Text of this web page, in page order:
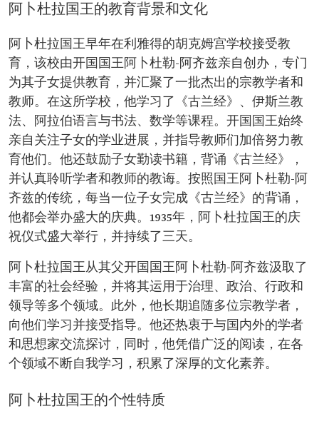
阿卜杜拉国王的教育背景和文化
阿卜杜拉国王早年在利雅得的胡克姆宫学校接受教
育，该校由开国国王阿卜杜勒-阿齐兹亲自创办，专门
为其子女提供教育，并汇聚了一批杰出的宗教学者和
教师。在这所学校，他学习了《古兰经》、伊斯兰教
法、阿拉伯语言与书法、数学等课程。开国国王始终
亲自关注子女的学业进展，并指导教师们加倍努力教
育他们。他还鼓励子女勤读书籍，背诵《古兰经》，
并认真聆听学者和教师的教诲。按照国王阿卜杜勒-阿
齐兹的传统，每当一位子女完成《古兰经》的背诵，
他都会举办盛大的庆典。1935年，阿卜杜拉国王的庆
祝仪式盛大举行，并持续了三天。
阿卜杜拉国王从其父开国国王阿卜杜勒-阿齐兹汲取了
丰富的社会经验，并将其运用于治理、政治、行政和
领导等多个领域。此外，他长期追随多位宗教学者，
向他们学习并接受指导。他还热衷于与国内外的学者
和思想家交流探讨，同时，他凭借广泛的阅读，在各
个领域不断自我学习，积累了深厚的文化素养。
阿卜杜拉国王的个性特质